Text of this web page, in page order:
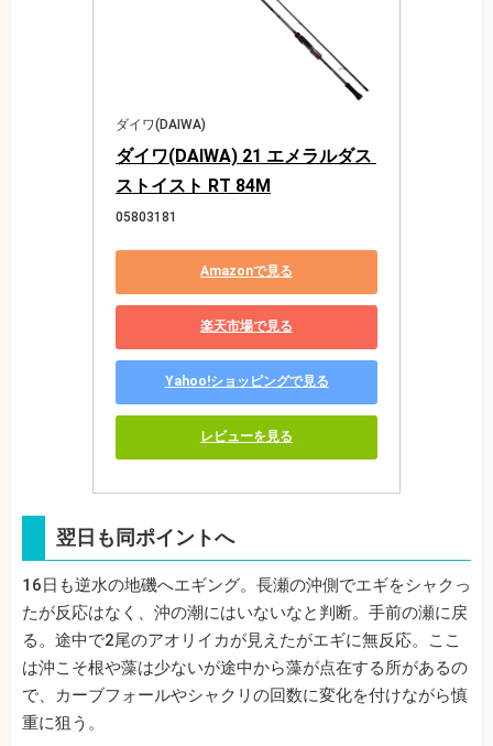
ダイワ(DAIWA)
ダイワ(DAIWA) 21 エメラルダス
ストイスト RT 84M
05803181
Amazonで見る
楽天市場で見る
Yahoo!ショッピングで見る
レビューを見る
翌日も同ポイントへ
16日も逆水の地磯へエギング。長瀬の沖側でエギをシャクっ
たが反応はなく、沖の潮にはいないなと判断。手前の瀬に戻
る。途中で2尾のアオリイカが見えたがエギに無反応。ここ
は沖こそ根や藻は少ないが途中から藻が点在する所があるの
で、カーブフォールやシャクリの回数に変化を付けながら慎
重に狙う。